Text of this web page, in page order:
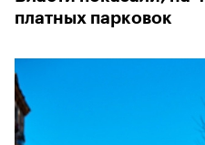
платных парковок